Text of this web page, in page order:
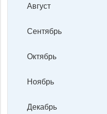
Август
Сентябрь
Октябрь
Ноябрь
Декабрь